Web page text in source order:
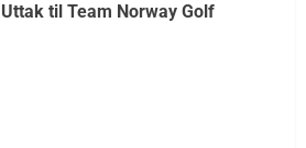
Uttak til Team Norway Golf